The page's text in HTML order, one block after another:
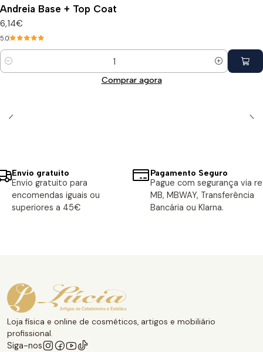
Andreia Base + Top Coat
6,14€
5.0
Quantidade
Comprar agora
Envio gratuito
Envio gratuito para
encomendas iguais ou
superiores a 45€
Pagamento Seguro
Pague com segurança via
MB, MBWAY, Transferência
Bancária ou Klarna.
Loja física e online de cosméticos, artigos e mobiliário
profissional.
Siga-nos